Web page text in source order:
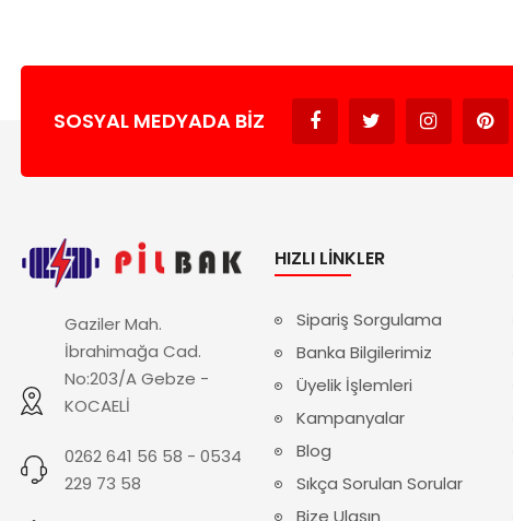
SOSYAL MEDYADA BIZ
Gaziler Mah.
İbrahimağa Cad.
No:203/A Gebze -
KOCAELİ
0262 641 56 58 - 0534
229 73 58
HIZLI LINKLER
Sipariş Sorgulama
Banka Bilgilerimiz
Üyelik İşlemleri
Kampanyalar
Blog
Sıkça Sorulan Sorular